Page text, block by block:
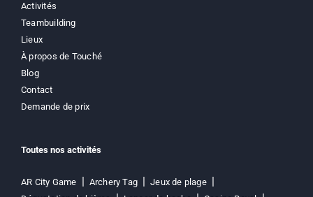
Activités
Teambuilding
Lieux
À propos de Touché
Blog
Contact
Demande de prix
Toutes nos activités
AR City Game Archery Tag
Jeux de plage